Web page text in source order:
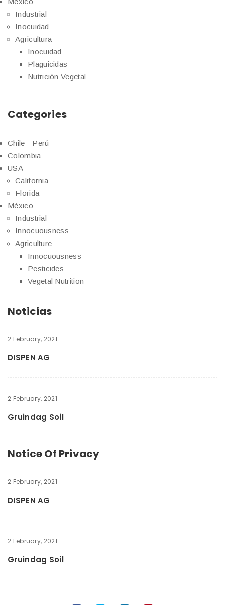
Industrial
Inocuidad
Agricultura
Inocuidad
Plaguicidas
Nutrición Vegetal
Categories
Chile - Perú
Colombia
USA
California
Florida
México
Industrial
Innocuousness
Agriculture
Innocuousness
Pesticides
Vegetal Nutrition
Noticias
2 February, 2021
DISPEN AG
2 February, 2021
Gruindag Soil
Notice Of Privacy
2 February, 2021
DISPEN AG
2 February, 2021
Gruindag Soil